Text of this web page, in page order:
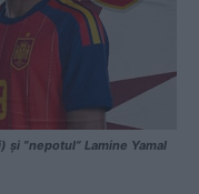
și ”nepotul” Lamine Yamal